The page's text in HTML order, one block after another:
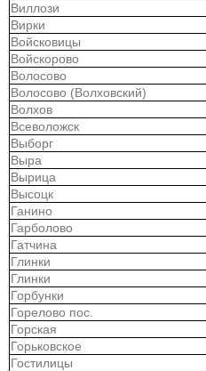
Виллози
Вирки
Войсковицы
Войскорово
Волосово
Волосово (Волховский)
Волхов
Всеволожск
Выборг
Выра
Вырица
Высоцк
Ганино
Гарболово
Гатчина
Глинки
Глинки
Горбунки
Горелово пос.
Горская
Горьковское
Гостилицы